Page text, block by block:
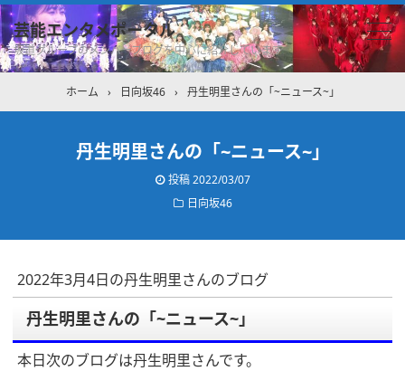
芸能エンタメポータル
坂道グループのメンバーブログを中心に紹介しています
ホーム › 日向坂46 › 丹生明里さんの「~ニュース~」
丹生明里さんの「~ニュース~」
投稿2022/03/07
日向坂46
2022年3月4日の丹生明里さんのブログ
丹生明里さんの「~ニュース~」
本日次のブログは丹生明里さんです。